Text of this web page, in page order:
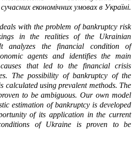
економічних умовах в Україні.
with the problem of bankruptcy risk
in the realities of the Ukrainian
analyzes the financial condition of
agents and identifies the main
causes that led to the financial crisis
The possibility of bankruptcy of the
calculated using prevalent methods. The
to be ambiguous. Our own model
estimation of bankruptcy is developed
of its application in the current
of Ukraine is proven to be